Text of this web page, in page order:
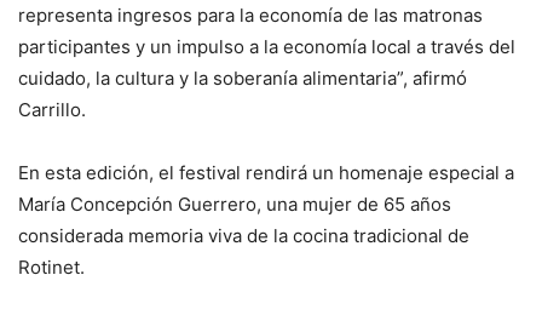
representa ingresos para la economía de las matronas
participantes y un impulso a la economía local a través del
cuidado, la cultura y la soberanía alimentaria”, afirmó
Carrillo.
En esta edición, el festival rendirá un homenaje especial a
María Concepción Guerrero, una mujer de 65 años
considerada memoria viva de la cocina tradicional de
Rotinet.